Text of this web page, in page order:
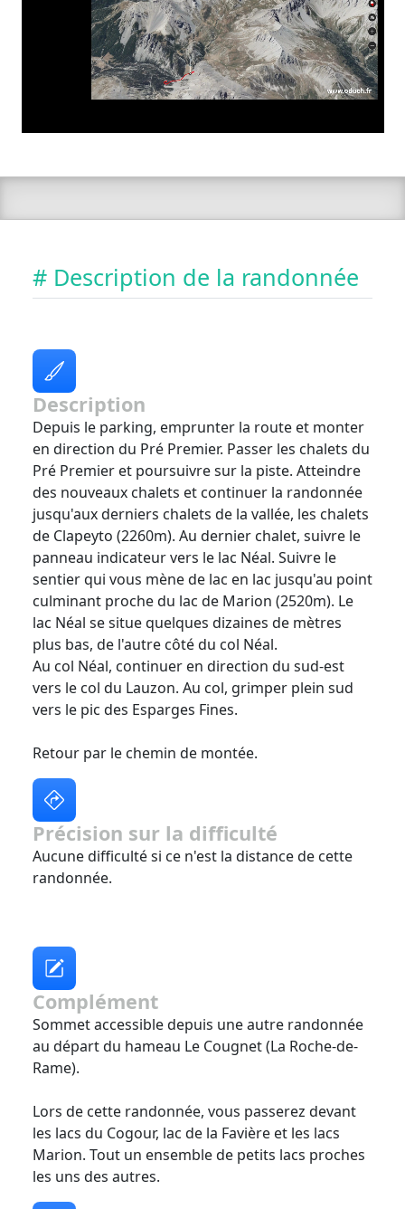
# Description de la randonnée
Description
Depuis le parking, emprunter la route et monter
en direction du Pré Premier. Passer les chalets du
Pré Premier et poursuivre sur la piste. Atteindre
des nouveaux chalets et continuer la randonnée
jusqu'aux derniers chalets de la vallée, les chalets
de Clapeyto (2260m). Au dernier chalet, suivre le
panneau indicateur vers le lac Néal. Suivre le
sentier qui vous mène de lac en lac jusqu'au point
culminant proche du lac de Marion (2520m). Le
lac Néal se situe quelques dizaines de mètres
plus bas, de l'autre côté du col Néal.
Au col Néal, continuer en direction du sud-est
vers le col du Lauzon. Au col, grimper plein sud
vers le pic des Esparges Fines.
Retour par le chemin de montée.
Précision sur la difficulté
Aucune difficulté si ce n'est la distance de cette
randonnée.
Complément
Sommet accessible depuis une autre randonnée
au départ du hameau Le Cougnet (La Roche-de-
Rame).
Lors de cette randonnée, vous passerez devant
les lacs du Cogour, lac de la Favière et les lacs
Marion. Tout un ensemble de petits lacs proches
les uns des autres.